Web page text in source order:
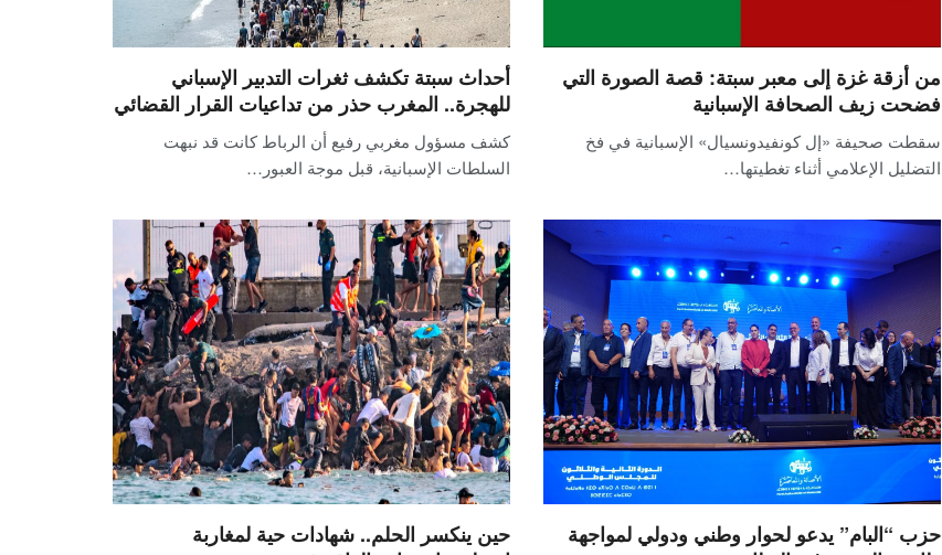
من أزقة غزة إلى معبر سبتة: قصة الصورة التي
فضحت زيف الصحافة الإسبانية
سقطت صحيفة «إل كونفيدونسيال» الإسبانية في فخ
التضليل الإعلامي أثناء تغطيتها…
أحداث سبتة تكشف ثغرات التدبير الإسباني
للهجرة.. المغرب حذر من تداعيات القرار القضائي
كشف مسؤول مغربي رفيع أن الرباط كانت قد نبهت
السلطات الإسبانية، قبل موجة العبور…
حزب “البام” يدعو لحوار وطني ودولي لمواجهة
حين ينكسر الحلم.. شهادات حية لمغاربة